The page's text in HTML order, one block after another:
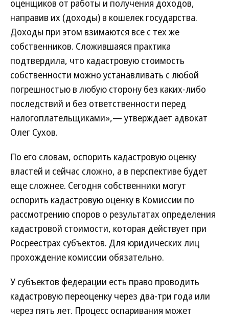
оценщиков от работы и получения доходов,
направив их (доходы) в кошелек государства.
Доходы при этом взимаются все с тех же
собственников. Сложившаяся практика
подтвердила, что кадастровую стоимость
собственности можно устанавливать с любой
погрешностью в любую сторону без каких-либо
последствий и без ответственности перед
налогоплательщиками»,— утверждает адвокат
Олег Сухов.
По его словам, оспорить кадастровую оценку
властей и сейчас сложно, а в перспективе будет
еще сложнее. Сегодня собственники могут
оспорить кадастровую оценку в Комиссии по
рассмотрению споров о результатах определения
кадастровой стоимости, которая действует при
Росреестрах субъектов. Для юридических лиц
прохождение комиссии обязательно.
У субъектов федерации есть право проводить
кадастровую переоценку через два-три года или
через пять лет. Процесс оспаривания может